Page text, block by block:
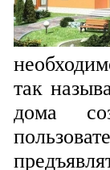
так
дома